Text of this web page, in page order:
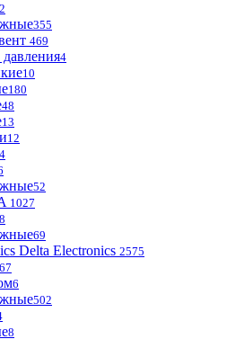
355
469
4
10
180
48
13
12
52
1027
69
Delta Electronics 2575
6
502
8